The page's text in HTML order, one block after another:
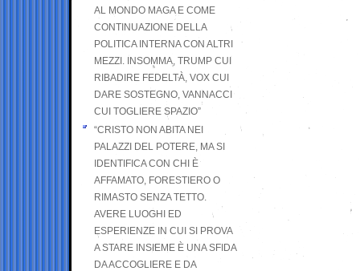
AL MONDO MAGA E COME
CONTINUAZIONE DELLA
POLITICA INTERNA CON ALTRI
MEZZI. INSOMMA, TRUMP CUI
RIBADIRE FEDELTÀ, VOX CUI
DARE SOSTEGNO, VANNACCI
CUI TOGLIERE SPAZIO”
“CRISTO NON ABITA NEI
PALAZZI DEL POTERE, MA SI
IDENTIFICA CON CHI È
AFFAMATO, FORESTIERO O
RIMASTO SENZA TETTO.
AVERE LUOGHI ED
ESPERIENZE IN CUI SI PROVA
A STARE INSIEME È UNA SFIDA
DA ACCOGLIERE E DA